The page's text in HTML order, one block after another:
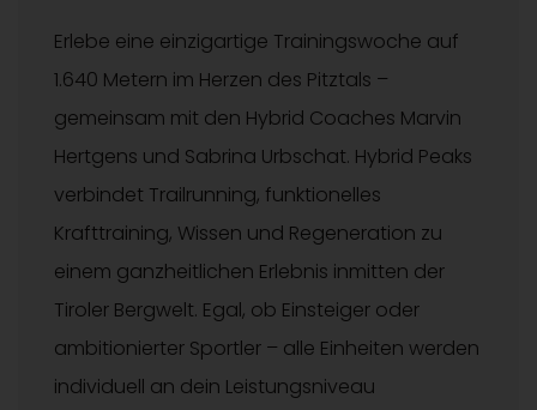
Erlebe eine einzigartige Trainingswoche auf
1.640 Metern im Herzen des Pitztals –
gemeinsam mit den Hybrid Coaches Marvin
Hertgens und Sabrina Urbschat. Hybrid Peaks
verbindet Trailrunning, funktionelles
Krafttraining, Wissen und Regeneration zu
einem ganzheitlichen Erlebnis inmitten der
Tiroler Bergwelt. Egal, ob Einsteiger oder
ambitionierter Sportler – alle Einheiten werden
individuell an dein Leistungsniveau